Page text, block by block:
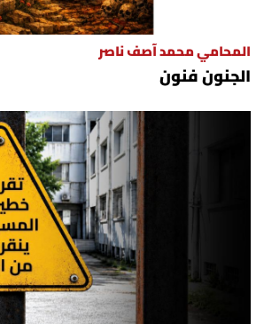
المحامي محمد آصف ناصر
الجنون فنون